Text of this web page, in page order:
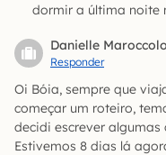
dormir a última noite
Danielle Maroccolo
Responder
Oi Bóia, sempre que
começar um roteiro,
decidi escrever algumas
Estivemos 8 dias lá